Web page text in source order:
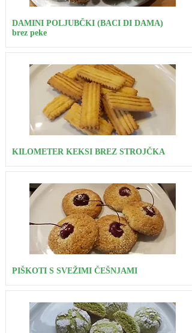
DAMINI POLJUBČKI (BACI DI DAMA)
brez peke
KILOMETER KEKSI BREZ STROJČKA
PIŠKOTI S SVEŽIMI ČEŠNJAMI